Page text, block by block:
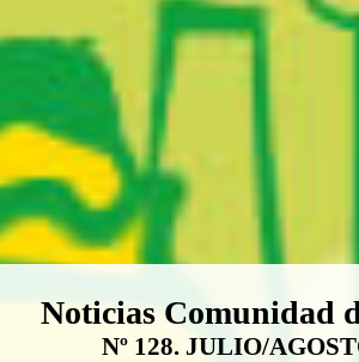
Boletín Noticias
Noticias Comunidad
Nº 128. JULIO/